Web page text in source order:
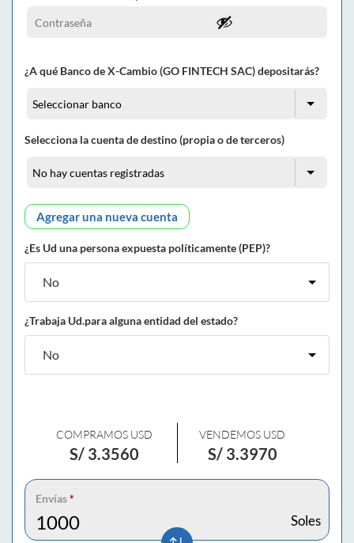
¿A qué Banco de X-Cambio (GO FINTECH SAC) depositarás?
Selecciona la cuenta de destino (propia o de terceros)
Agregar una nueva cuenta
¿Es Ud una persona expuesta políticamente (PEP)?
¿Trabaja Ud.para alguna entidad del estado?
COMPRAMOS USD
S/ 3.3560
VENDEMOS USD
S/ 3.3970
Envías*
Soles